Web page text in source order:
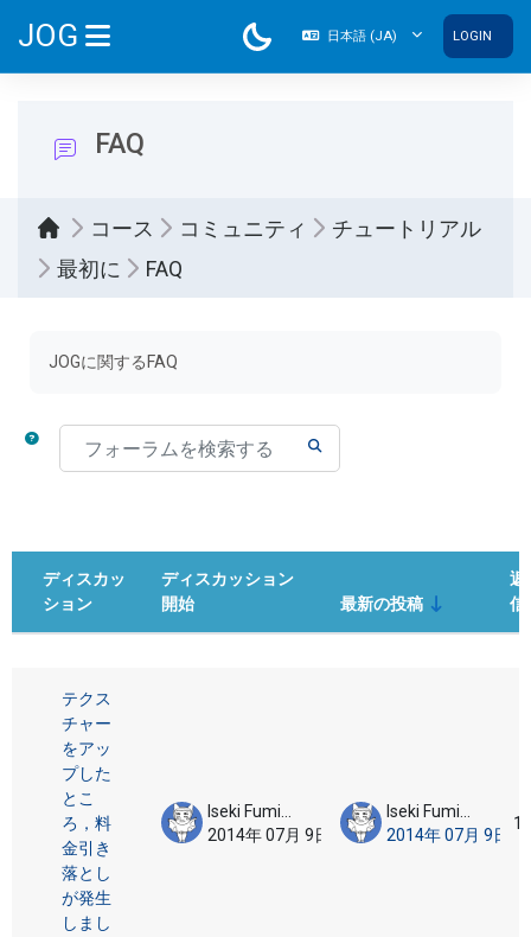
JOG 日本語 ‎(JA)‎ LOGIN
FAQ
コース コミュニティ
チュートリアル
最初に
FAQ
JOGに関するFAQ
フォーラムを検索する
ディスカッ
ション
ディスカッション
開始
最新の投稿
返
信
テクス
チャー
をアッ
プした
とこ
ろ，料
金引き
落とし
が発生
しまし
2014年 07月 9日
2014年 07月 9日
1